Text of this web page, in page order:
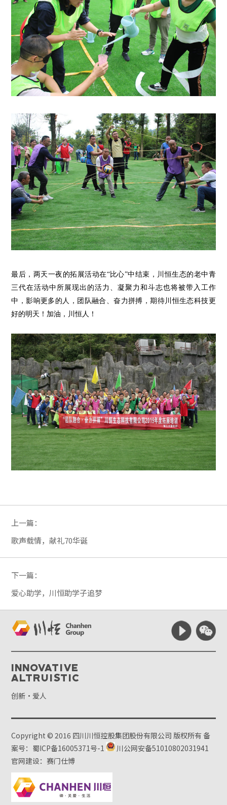
最后，两天一夜的拓展活动在“比心”中结束， 川恒生态的老中青
三代在活动中 所展现出的活力、凝聚 力 和 斗志也将被带入工作
中，影响更多的人，团队融合、奋力拼搏，期待川恒生态科技更
好的明天！加油，川恒人！
上一篇：
歌声载情，献礼70华诞
下一篇：
爱心助学，川恒助学子追梦
Innovative
Altruistic
创新·爱人
Copyright © 2016 四川川恒控股集团股份有限公司 版权所有备
案号：蜀ICP备16005371号-1
川公网安备51010802031941
官网建设：赛门仕博